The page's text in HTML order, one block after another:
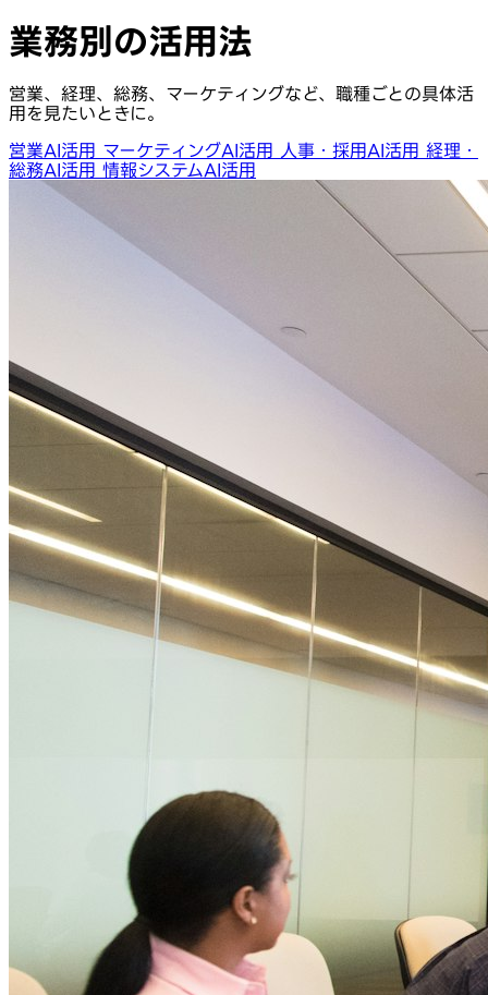
業務別の活用法
営業、経理、総務、マーケティングなど、職種ごとの具体活
用を見たいときに。
営業AI活用 マーケティングAI活用 人事・採用AI活用 経理・
総務AI活用 情報システムAI活用